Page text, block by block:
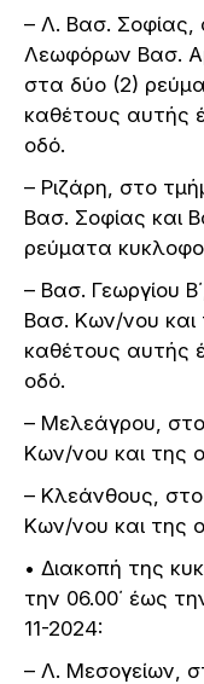
– Λ. Βασ.
Λεωφόρων Βασ.
στα δύο (2)
καθέτους αυτής
οδό.
– Ριζάρη, στο
Βασ. Σοφίας και
ρεύματα
– Βασ. Γεωργίου
Βασ. Κων/νου και
καθέτους αυτής
οδό.
– Μελεάγρου,
Κων/νου και της
– Κλεάνθους,
Κων/νου και της
• Διακοπή της
την 06.00΄ έως
11-2024:
– Λ. Μεσογείων,